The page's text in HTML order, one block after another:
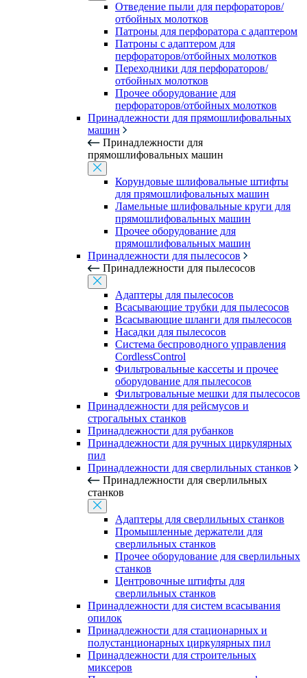
Отведение пыли для перфораторов/
отбойных молотков
Патроны для перфоратора с адаптером
Патроны с адаптером для
перфораторов/отбойных молотков
Переходники для перфораторов/
отбойных молотков
Прочее оборудование для
перфораторов/отбойных молотков
Принадлежности для прямошлифовальных
машин
Принадлежности для
прямошлифовальных машин
Корундовые шлифовальные штифты
для прямошлифовальных машин
Ламельные шлифовальные круги для
прямошлифовальных машин
Прочее оборудование для
прямошлифовальных машин
Принадлежности для пылесосов
Принадлежности для пылесосов
Адаптеры для пылесосов
Всасывающие трубки для пылесосов
Всасывающие шланги для пылесосов
Насадки для пылесосов
Система беспроводного управления
CordlessControl
Фильтровальные кассеты и прочее
оборудование для пылесосов
Фильтровальные мешки для пылесосов
Принадлежности для рейсмусов и
строгальных станков
Принадлежности для рубанков
Принадлежности для ручных циркулярных
пил
Принадлежности для сверлильных станков
Принадлежности для сверлильных
станков
Адаптеры для сверлильных станков
Промышленные держатели для
сверлильных станков
Прочее оборудование для сверлильных
станков
Центровочные штифты для
сверлильных станков
Принадлежности для систем всасывания
опилок
Принадлежности для стационарных и
полустанционарных циркулярных пил
Принадлежности для строительных
миксеров